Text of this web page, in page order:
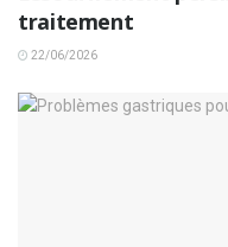
traitement
22/06/2026